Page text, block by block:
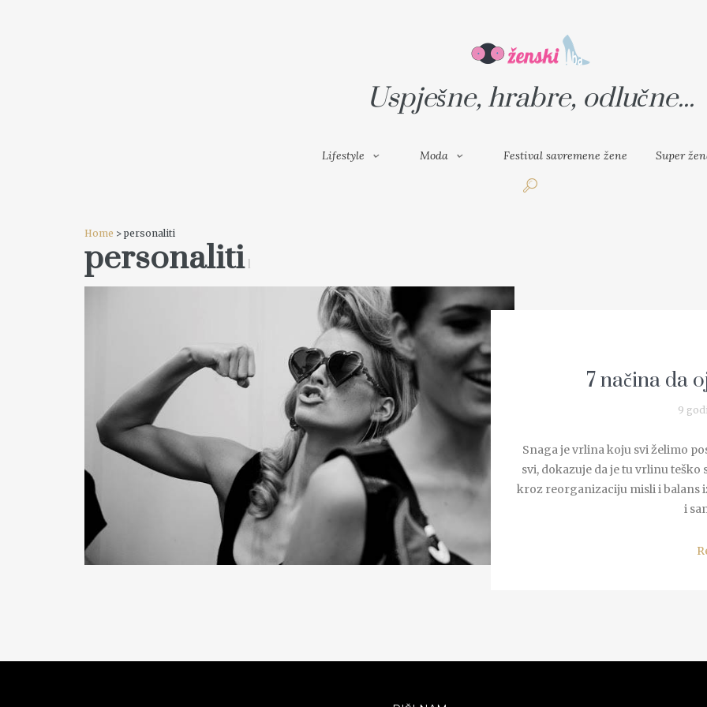
SUPER ŽENA
Uspješne, hrabre, odlučne...
Lifestyle Moda Festival savremene žene Super
Home > personaliti
personaliti1
READ MORE
7 načina da
9
Snaga je vrlina koju svi želimo
svi, dokazuje da je tu vrlinu teško
kroz reorganizaciju misli i balans
i